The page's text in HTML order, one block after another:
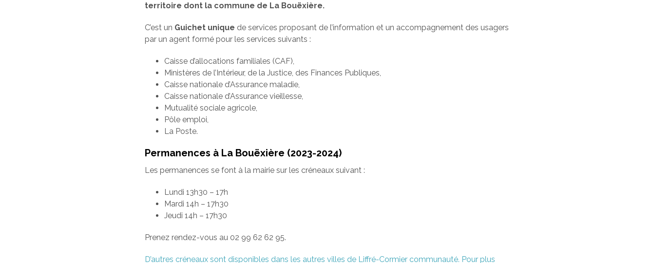
territoire dont la commune de La Bouëxière.
C’est un Guichet unique de services proposant de l’information et un accompagnement des usagers
par un agent formé pour les services suivants :
Caisse d’allocations familiales (CAF),
Ministères de l’Intérieur, de la Justice, des Finances Publiques,
Caisse nationale d’Assurance maladie,
Caisse nationale d’Assurance vieillesse,
Mutualité sociale agricole,
Pôle emploi,
La Poste.
Permanences à La Bouëxière (2023-2024)
Les permanences se font à la mairie sur les créneaux suivant :
Lundi 13h30 – 17h
Mardi 14h – 17h30
Jeudi 14h – 17h30
Prenez rendez-vous au 02 99 62 62 95.
D’autres créneaux sont disponibles dans les autres villes de Liffré-Cormier communauté. Pour plus